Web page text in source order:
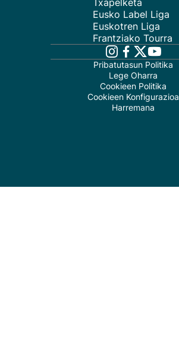
Txapelketa
Eusko Label Liga
Euskotren Liga
Frantziako Tourra
Pribatutasun Politika
Lege Oharra
Cookieen Politika
Cookieen Konfigurazioa
Harremana